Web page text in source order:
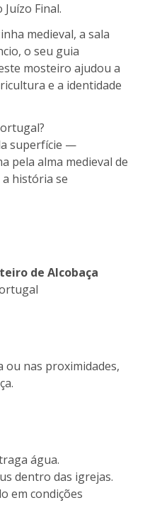
Final.
medieval, a sala
o seu guia
mosteiro ajudou a
e a identidade
superfície —
pela alma medieval de
história se
de Alcobaça
ou nas proximidades,
água.
dentro das igrejas.
em condições